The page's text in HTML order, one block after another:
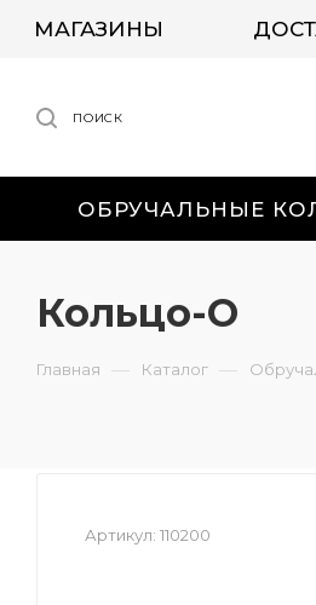
МАГАЗИНЫ
ПОИСК
ОБРУЧАЛЬНЫЕ
Кольцо-О
Главная — Каталог —
Артикул: 110200